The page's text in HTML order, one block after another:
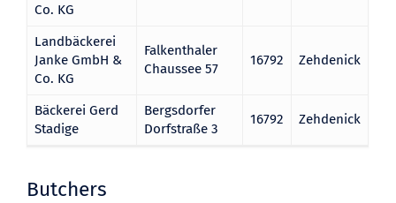
Co. KG
Landbäckerei
Janke GmbH &
Co. KG
Falkenthaler
Chaussee 57
16792 Zehdenick
Bäckerei Gerd
Stadige
Bergsdorfer
Dorfstraße 3
16792 Zehdenick
Butchers